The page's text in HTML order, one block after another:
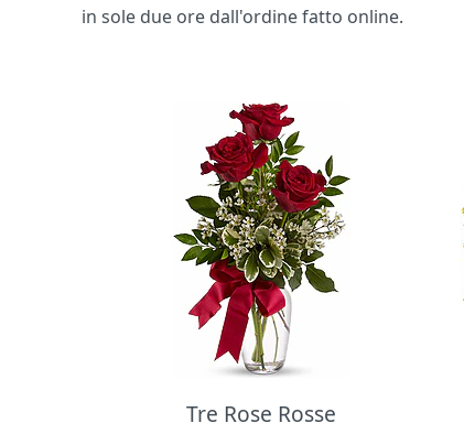
in sole due ore dall'ordine fatto online.
Bouquet di fiori
Tre Rose Rosse